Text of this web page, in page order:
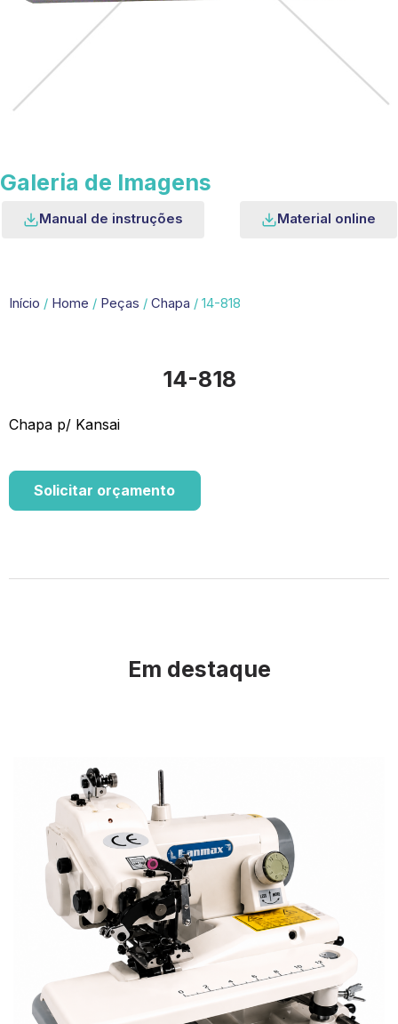
Galeria de Imagens
Manual de instruções Material online
Início / Home / Peças / Chapa / 14-818
14-818
Chapa p/ Kansai
Solicitar orçamento
Em destaque